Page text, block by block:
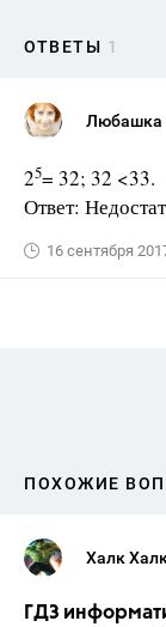
ОТВЕТЫ 1
Любашка
25= 32; 32 <33.
Ответ:
16 сентября
ПОХОЖИЕ
Халк
ГДЗ